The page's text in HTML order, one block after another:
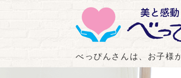
べっぴんさんは、お子様